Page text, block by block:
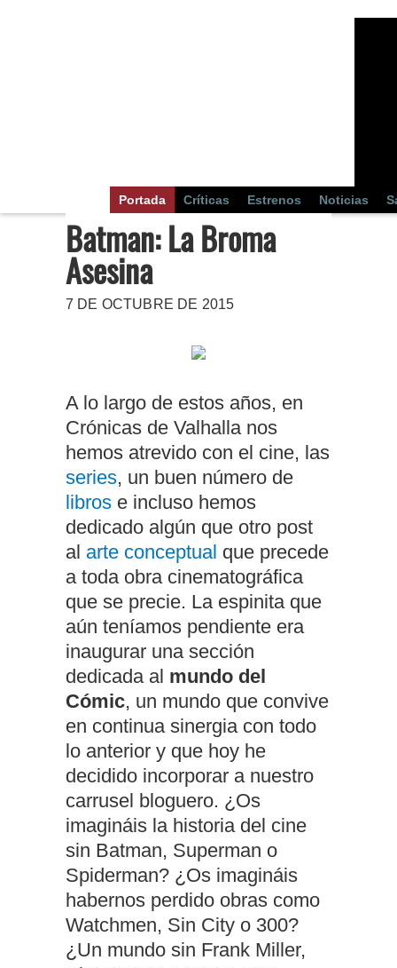
Portada Críticas Estrenos Noticias
Batman: La Broma
Asesina
7 DE OCTUBRE DE 2015
A lo largo de estos años, en
Crónicas de Valhalla nos
hemos atrevido con el cine, las
series, un buen número de
libros e incluso hemos
dedicado algún que otro post
al arte conceptual que precede
a toda obra cinematográfica
que se precie. La espinita que
aún teníamos pendiente era
inaugurar una sección
dedicada al mundo del
Cómic, un mundo que convive
en continua sinergia con todo
lo anterior y que hoy he
decidido incorporar a nuestro
carrusel bloguero. ¿Os
imagináis la historia del cine
sin Batman, Superman o
Spiderman? ¿Os imagináis
habernos perdido obras como
Watchmen, Sin City o 300?
¿Un mundo sin Frank Miller,